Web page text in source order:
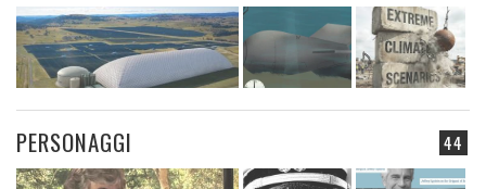
44
PERSONAGGI